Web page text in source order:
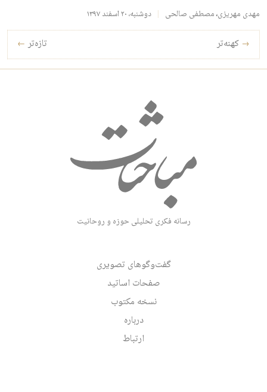
مهدی مهریزی،مصطفی صالحی دوشنبه، ۲۰ اسفند ۱۳۹۷
راه‌بری نوشته‌ها
→ کهنه‌تر تازه‌تر←
رسانه فکری تحلیلی حوزه و روحانیت
گفت‌وگوهای تصویری
صفحات اساتید
نسخه مکتوب
درباره
ارتباط